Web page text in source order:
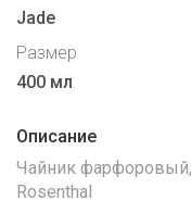
Jade
Размер
400 мл
Описание
Чайник
Rosenthal